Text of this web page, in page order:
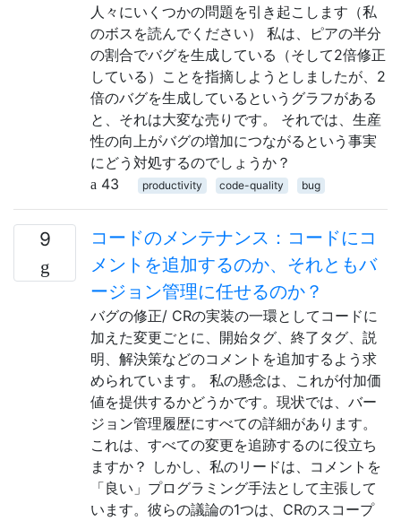
人々にいくつかの問題を引き起こします（私
のボスを読んでください） 私は、ピアの半分
の割合でバグを生成している（そして2倍修正
している）ことを指摘しようとしましたが、2
倍のバグを生成しているというグラフがある
と、それは大変な売りです。 それでは、生産
性の向上がバグの増加につながるという事実
にどう対処するのでしょうか？
43
productivity code-quality bug
9
コードのメンテナンス：コードにコ
メントを追加するのか、それともバ
ージョン管理に任せるのか？
バグの修正/ CRの実装の一環としてコードに
加えた変更ごとに、開始タグ、終了タグ、説
明、解決策などのコメントを追加するよう求
められています。 私の懸念は、これが付加価
値を提供するかどうかです。現状では、バー
ジョン管理履歴にすべての詳細があります。
これは、すべての変更を追跡するのに役立ち
ますか？ しかし、私のリードは、コメントを
「良い」プログラミング手法として主張して
います。彼らの議論の1つは、CRのスコープ